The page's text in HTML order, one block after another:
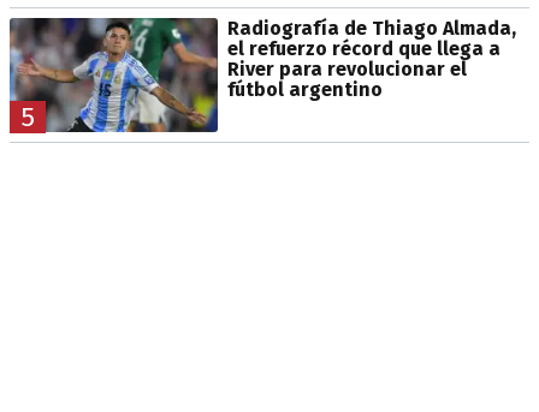
5
Radiografía de Thiago Almada,
el refuerzo récord que llega a
River para revolucionar el
fútbol argentino